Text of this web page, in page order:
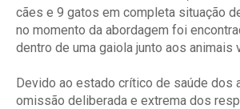
cães e 9 gatos em completa situação
no momento da abordagem foi
dentro de uma gaiola junto aos animais
Devido ao estado crítico de saúde dos
omissão deliberada e extrema dos